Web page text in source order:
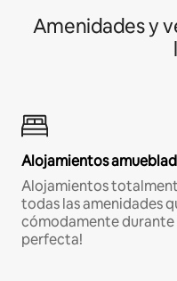
Amenidades y
Alojamientos
Alojamientos
todas las amenidades
cómodamente durante
perfecta!